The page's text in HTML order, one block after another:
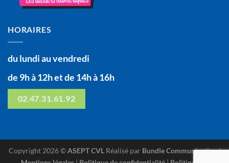
HORAIRES
du lundi au vendredi
de 9h à 12h et de 14h à 16h
02.47.31.61.92
Copyright 2026 ©ASEPT CVLRéalisé par Bundle Communication|